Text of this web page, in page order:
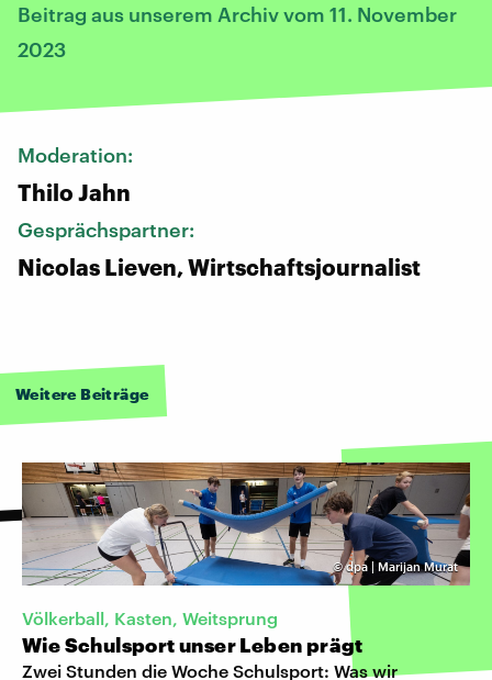
Beitrag aus unserem Archiv vom 11. November
2023
Moderation:
Thilo Jahn
Gesprächspartner:
Nicolas Lieven, Wirtschaftsjournalist
Weitere Beiträge
©dpa | Marijan Murat
Völkerball, Kasten, Weitsprung
Wie Schulsport unser Leben prägt
Zwei Stunden die Woche Schulsport: Was wir